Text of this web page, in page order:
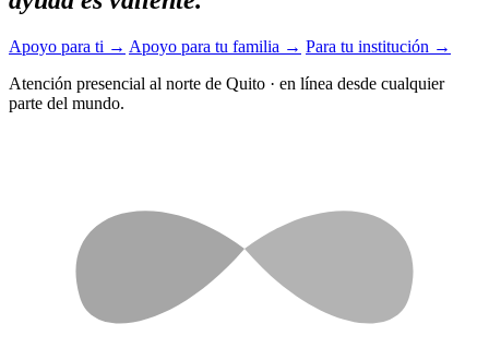
Apoyo para ti → Apoyo para tu familia → Para tu institución →
Atención presencial al norte de Quito · en línea desde cualquier
parte del mundo.